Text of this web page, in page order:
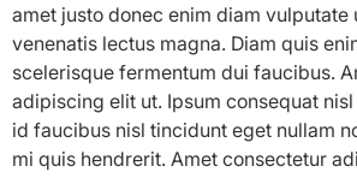
amet justo donec enim diam vulputate
venenatis lectus magna. Diam quis
scelerisque fermentum dui faucibus.
adipiscing elit ut. Ipsum consequat
id faucibus nisl tincidunt eget nullam
mi quis hendrerit. Amet consectetur